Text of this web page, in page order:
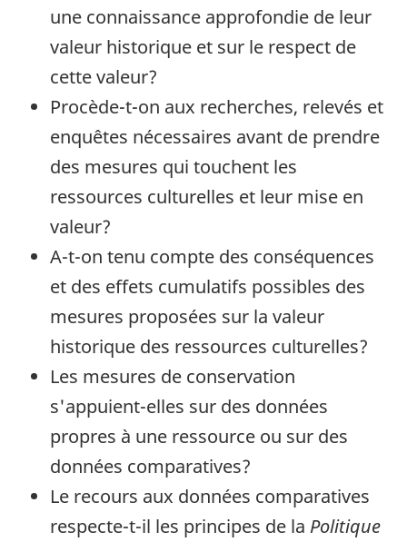
une connaissance approfondie de leur
valeur historique et sur le respect de
cette valeur?
Procède-t-on aux recherches, relevés et
enquêtes nécessaires avant de prendre
des mesures qui touchent les
ressources culturelles et leur mise en
valeur?
A-t-on tenu compte des conséquences
et des effets cumulatifs possibles des
mesures proposées sur la valeur
historique des ressources culturelles?
Les mesures de conservation
s'appuient-elles sur des données
propres à une ressource ou sur des
données comparatives?
Le recours aux données comparatives
respecte-t-il les principes de la Politique